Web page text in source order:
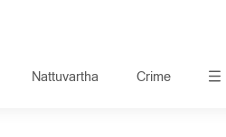
Nattuvartha Crime